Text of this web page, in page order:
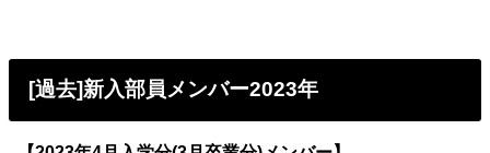
[過去]新入部員メンバー2023年